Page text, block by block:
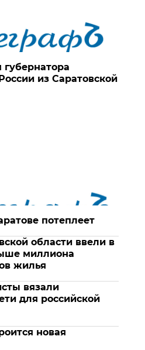
из Саратовской
потеплеет
области ввели в
миллиона
жилья
вязали
для российской
новая